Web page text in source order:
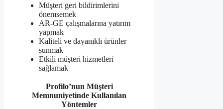
Müşteri geri bildirimlerini
önemsemek
AR-GE çalışmalarına yatırım
yapmak
Kaliteli ve dayanıklı ürünler
sunmak
Etkili müşteri hizmetleri
sağlamak
Profilo’nun Müşteri
Memnuniyetinde Kullanılan
Yöntemler